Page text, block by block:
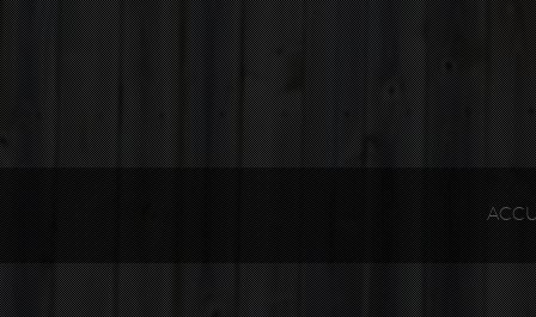
Gestion des cookies